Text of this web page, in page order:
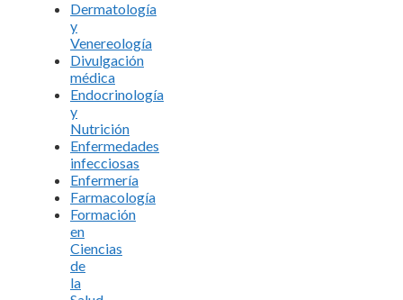
Dermatología
y
Venereología
Divulgación
médica
Endocrinología
y
Nutrición
Enfermedades
infecciosas
Enfermería
Farmacología
Formación
en
Ciencias
de
la